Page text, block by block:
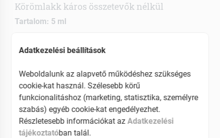
Körömlakk káros összetevők nélkül
Tartalom: 5 ml
EAN: 4260198095066
Adatkezelési beállítások
Weboldalunk az alapvető működéshez szükséges
cookie-kat használ. Szélesebb körű
funkcionalitáshoz (marketing, statisztika, személyre
szabás) egyéb cookie-kat engedélyezhet.
Részletesebb információkat azAdatkezelési
tájékoztatóban talál.